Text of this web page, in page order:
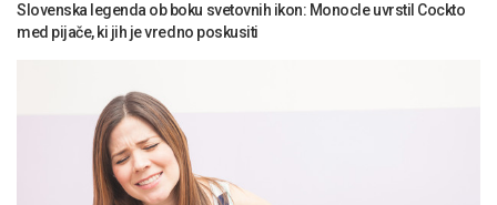
Slovenska legenda ob boku svetovnih ikon: Monocle uvrstil Cockto
med pijače, ki jih je vredno poskusiti